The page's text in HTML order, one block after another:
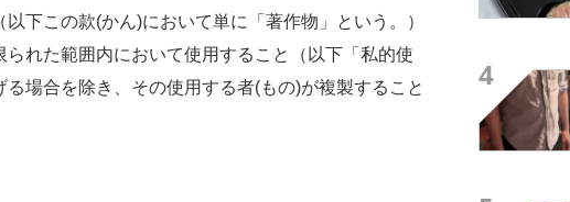
下この款(かん)において単に「著作物」という。）
れた範囲内において使用すること（以下「私的使
場合を除き、その使用する者(もの)が複製すること
4